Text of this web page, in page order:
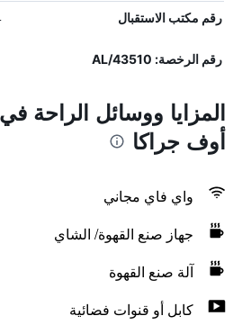
رقم مكتب الاستقبال 346
رقم الرخصة: 43510/AL
المزايا ووسائل الراحة
أوف جراكا
واي فاي مجاني
جهاز صنع القهوة/ الشاي
آلة صنع القهوة
كابل أو قنوات فضائية